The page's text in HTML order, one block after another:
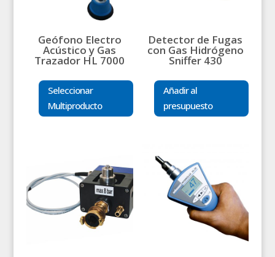
Geófono Electro
Acústico y Gas
Trazador HL 7000
Seleccionar
Multiproducto
Detector de Fugas
con Gas Hidrógeno
Sniffer 430
Añadir al
presupuesto